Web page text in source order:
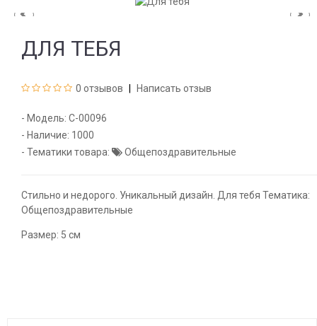
ДЛЯ ТЕБЯ
0 отзывов Написать отзыв
- Модель: С-00096
- Наличие: 1000
- Тематики товара:
Общепоздравительные
Стильно и недорого. Уникальный дизайн. Для тебя Тематика:
Общепоздравительные
Размер: 5 см